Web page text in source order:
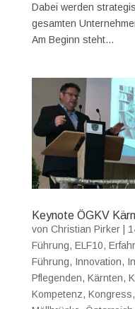
Dabei werden
gesamten
Am Beginn steht...
Keynote ÖGKV
von Christian Pirker|
Führung, ELF10,
Führung, Innovation,
Pflegenden, Kärnten,
Kompetenz, Kongress,